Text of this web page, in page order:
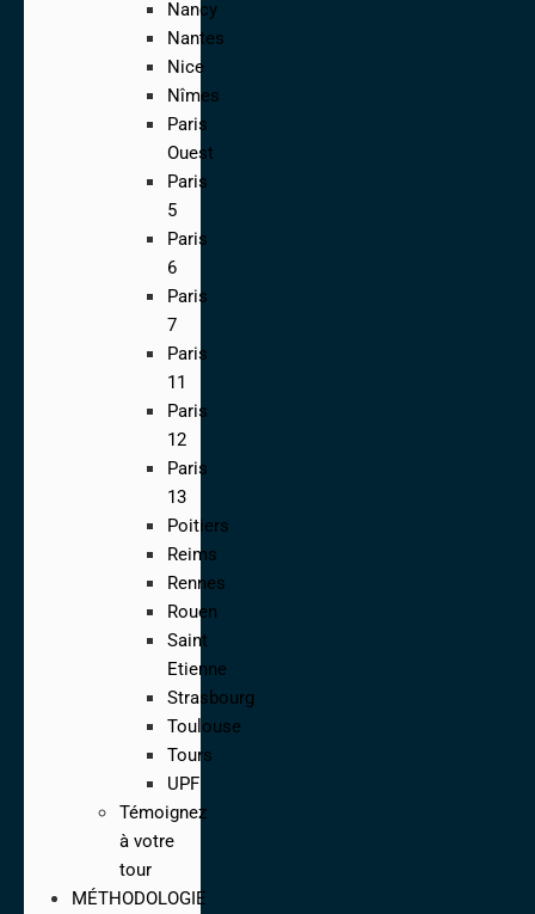
Nancy
Nantes
Nice
Nîmes
Paris
Ouest
Paris
5
Paris
6
Paris
7
Paris
11
Paris
12
Paris
13
Poitiers
Reims
Rennes
Rouen
Saint
Etienne
Strasbourg
Toulouse
Tours
UPF
Témoignez
à votre
tour
MÉTHODOLOGIE